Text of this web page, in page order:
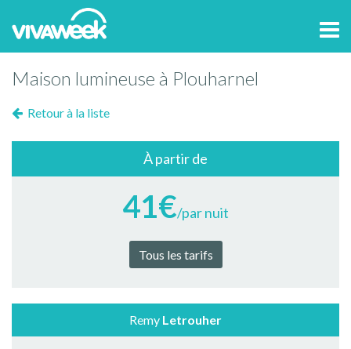
Maison lumineuse à Plouharnel
Retour à la liste
À partir de
41€/par nuit
Tous les tarifs
Remy Letrouher